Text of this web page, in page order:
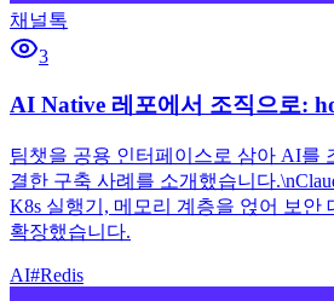
채널톡
3
AI Native 레포에서 조직으로:
팀챗을 공용 인터페이스로 삼아 AI를
결한 구축 사례를 소개했습니다
K8s 실행기, 메모리 계층을 얹어 보안
확장했습니다.
AI#Redis